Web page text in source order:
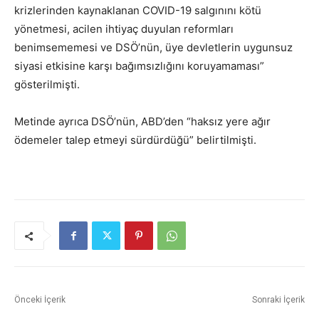
krizlerinden kaynaklanan COVID-19 salgınını kötü
yönetmesi, acilen ihtiyaç duyulan reformları
benimsememesi ve DSÖ’nün, üye devletlerin uygunsuz
siyasi etkisine karşı bağımsızlığını koruyamaması”
gösterilmişti.
Metinde ayrıca DSÖ’nün, ABD’den “haksız yere ağır
ödemeler talep etmeyi sürdürdüğü” belirtilmişti.
Önceki İçerik Sonraki İçerik